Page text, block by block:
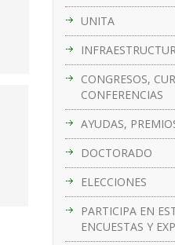
UNITA
CONGRESOS,
CONFERENCIAS
AYUDAS,
DOCTORADO
ELECCIONES
PARTICIPA EN
ENCUESTAS Y